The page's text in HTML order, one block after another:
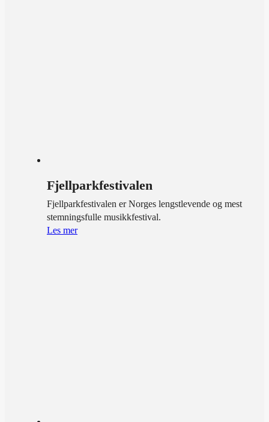
Fjellparkfestivalen
Fjellparkfestivalen er Norges lengstlevende og mest
stemningsfulle musikkfestival.
Les mer